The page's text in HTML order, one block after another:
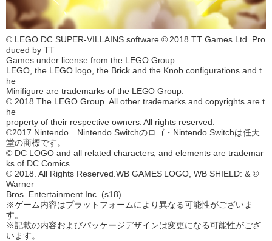
© LEGO DC SUPER-VILLAINS software © 2018 TT Games Ltd. Pro
duced by TT
Games under license from the LEGO Group.
LEGO, the LEGO logo, the Brick and the Knob configurations and t
he
Minifigure are trademarks of the LEGO Group.
© 2018 The LEGO Group. All other trademarks and copyrights are t
he
property of their respective owners. All rights reserved.
©2017 Nintendo Nintendo Switchのロゴ・Nintendo Switchは任天
堂の商標です。
© DC LOGO and all related characters, and elements are trademar
ks of DC Comics
© 2018. All Rights Reserved.WB GAMES LOGO, WB SHIELD: & ©
Warner
Bros. Entertainment Inc. (s18)
※ゲーム内容はプラットフォームにより異なる可能性がございま
す。
※記載の内容およびパッケージデザインは変更になる可能性がござ
います。